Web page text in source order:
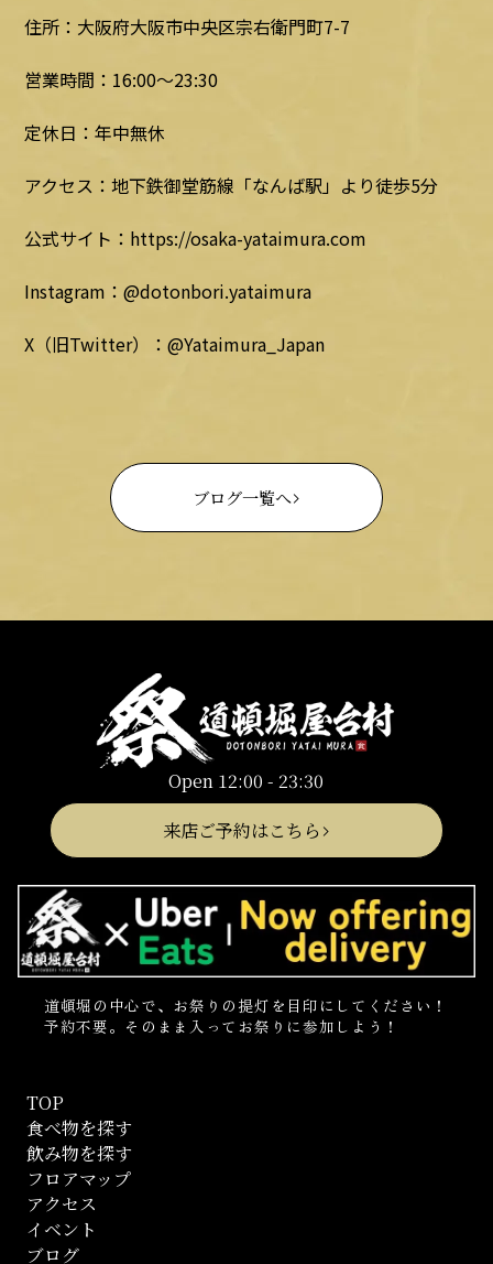
住所：大阪府大阪市中央区宗右衛門町7-7
営業時間：16:00～23:30
定休日：年中無休
アクセス：地下鉄御堂筋線「なんば駅」より徒歩5分
公式サイト：https://osaka-yataimura.com
Instagram：@dotonbori.yataimura
X（旧Twitter）：@Yataimura_Japan
ブログ一覧へ
Open 12:00 - 23:30
来店ご予約はこちら
道頓堀の中心で、お祭りの提灯を目印にしてください！
予約不要。そのまま入ってお祭りに参加しよう！
TOP
食べ物を探す
飲み物を探す
フロアマップ
アクセス
イベント
ブログ